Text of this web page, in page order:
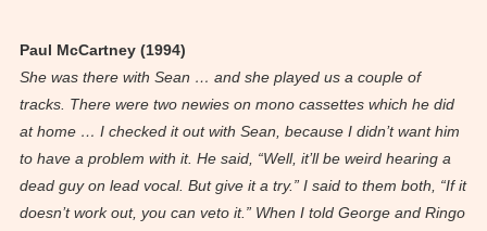
Paul McCartney (1994)
She was there with Sean … and she played us a couple of
tracks. There were two newies on mono cassettes which he did
at home … I checked it out with Sean, because I didn’t want him
to have a problem with it. He said, “Well, it’ll be weird hearing a
dead guy on lead vocal. But give it a try.” I said to them both, “If it
doesn’t work out, you can veto it.” When I told George and Ringo